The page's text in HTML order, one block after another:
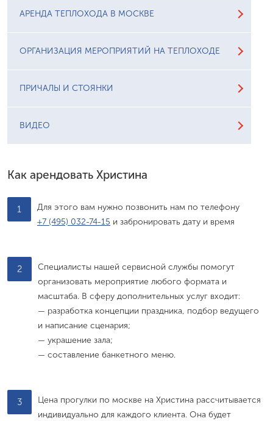
АРЕНДА ТЕПЛОХОДА В МОСКВЕ
ОРГАНИЗАЦИЯ МЕРОПРИЯТИЙ НА ТЕПЛОХОДЕ
ПРИЧАЛЫ И СТОЯНКИ
ВИДЕО
Как арендовать Христина
1
Для этого вам нужно позвонить нам по телефону
+7 (495) 032-74-15 и забронировать дату и время
2
Специалисты нашей сервисной службы помогут
организовать мероприятие любого формата и
масштаба. В сферу дополнительных услуг входит:
— разработка концепции праздника, подбор ведущего
и написание сценария;
— украшение зала;
— составление банкетного меню.
3
Цена прогулки по москве на Христина рассчитывается
индивидуально для каждого клиента. Она будет